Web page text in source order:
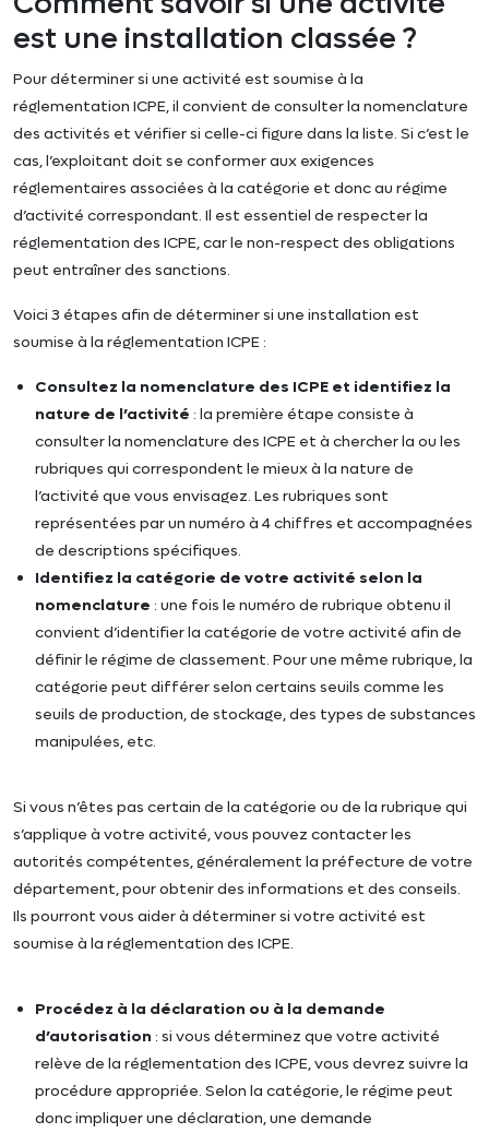
est une installation classée ?
Pour déterminer si une activité est soumise à la
réglementation ICPE, il convient de consulter la nomenclature
des activités et vérifier si celle-ci figure dans la liste. Si c’est le
cas, l’exploitant doit se conformer aux exigences
réglementaires associées à la catégorie et donc au régime
d’activité correspondant. Il est essentiel de respecter la
réglementation des ICPE, car le non-respect des obligations
peut entraîner des sanctions.
Voici 3 étapes afin de déterminer si une installation est
soumise à la réglementation ICPE :
Consultez la nomenclature des ICPE et identifiez la
nature de l’activité : la première étape consiste à
consulter la nomenclature des ICPE et à chercher la ou les
rubriques qui correspondent le mieux à la nature de
l’activité que vous envisagez. Les rubriques sont
représentées par un numéro à 4 chiffres et accompagnées
de descriptions spécifiques.
Identifiez la catégorie de votre activité selon la
nomenclature : une fois le numéro de rubrique obtenu il
convient d’identifier la catégorie de votre activité afin de
définir le régime de classement. Pour une même rubrique, la
catégorie peut différer selon certains seuils comme les
seuils de production, de stockage, des types de substances
manipulées, etc.
Si vous n’êtes pas certain de la catégorie ou de la rubrique qui
s’applique à votre activité, vous pouvez contacter les
autorités compétentes, généralement la préfecture de votre
département, pour obtenir des informations et des conseils.
Ils pourront vous aider à déterminer si votre activité est
soumise à la réglementation des ICPE.
Procédez à la déclaration ou à la demande
d’autorisation : si vous déterminez que votre activité
relève de la réglementation des ICPE, vous devrez suivre la
procédure appropriée. Selon la catégorie, le régime peut
donc impliquer une déclaration, une demande